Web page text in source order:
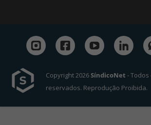
Copyright 2026SíndicoNet -
reservados. Reprodução Proibida.